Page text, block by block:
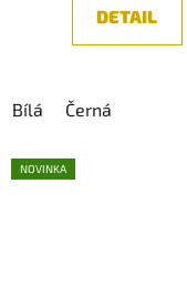
DETAIL
Bílá Černá
NOVINKA